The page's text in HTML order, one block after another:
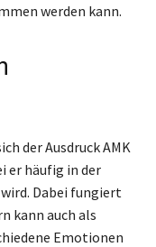
werden kann.
der Ausdruck AMK
er häufig in der
Dabei fungiert
kann auch als
Emotionen